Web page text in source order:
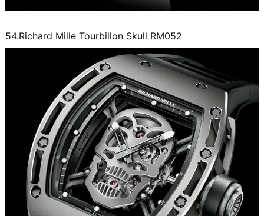
54.Richard Mille Tourbillon Skull RM052